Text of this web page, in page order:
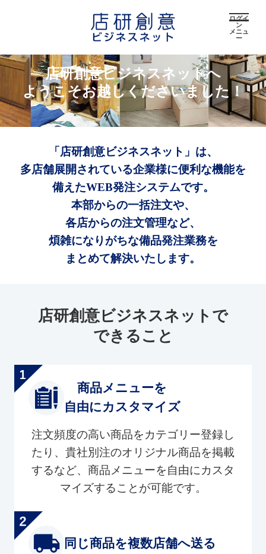
ログイ
ン
メニュ
ー
店研創意ビジネスネットへ
ようこそお越しくださいました！
「店研創意ビジネスネット」は、
多店舗展開されている企業様に便利な機能を
備えたWEB発注システムです。
本部からの一括注文や、
各店からの注文管理など、
煩雑になりがちな備品発注業務を
まとめて解決いたします。
店研創意ビジネスネットで
できること
商品メニューを
自由にカスタマイズ
注文頻度の高い商品をカテゴリー登録し
たり、貴社別注のオリジナル商品を掲載
するなど、商品メニューを自由にカスタ
マイズすることが可能です。
同じ商品を複数店舗へ送る